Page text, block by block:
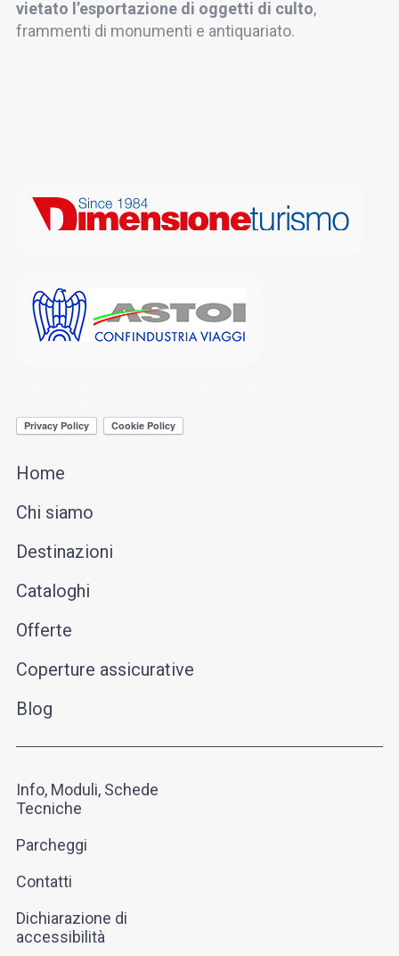
vietato l’esportazione di oggetti di culto,
frammenti di monumenti e antiquariato.
Home
Chi siamo
Destinazioni
Cataloghi
Offerte
Coperture assicurative
Blog
Info, Moduli, Schede
Tecniche
Parcheggi
Contatti
Dichiarazione di
accessibilità